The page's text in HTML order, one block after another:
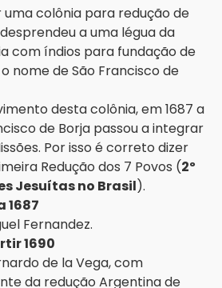
uma colônia para redução de
a uma légua da
com índios para fundação de
nome de São Francisco de
desta colônia, em 1687 a
de Borja passou a integrar
Por isso é correto dizer
Redução dos 7 Povos (2º
Jesuítas no Brasil).
1687
Fernandez.
1690
de la Vega, com
da redução Argentina de